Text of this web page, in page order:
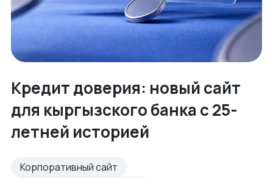
Кредит доверия: новый сайт
для кыргызского банка с 25-
летней историей
Корпоративный сайт